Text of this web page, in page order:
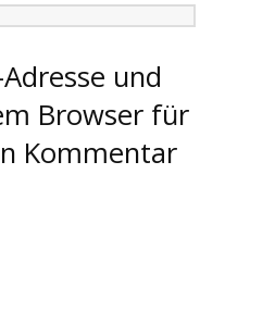
und
Browser für
Kommentar